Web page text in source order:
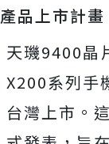
產品上市計畫
天璣9400晶
X200系列手
台灣上市。